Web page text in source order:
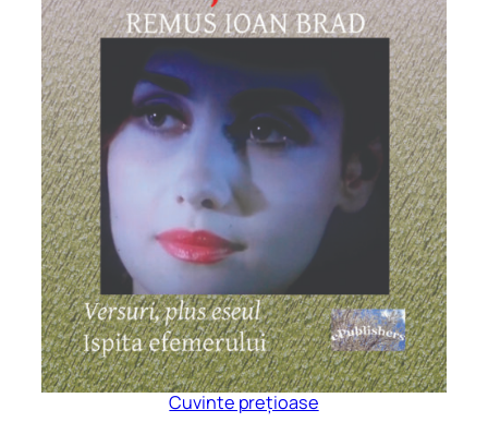
Cuvinte prețioase